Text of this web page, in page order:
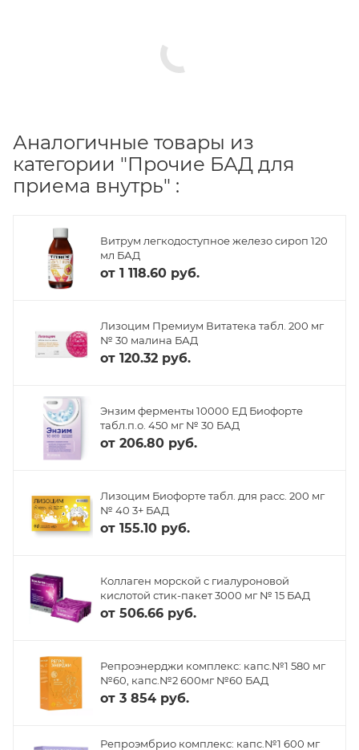
Аналогичные товары из
категории "Прочие БАД для
приема внутрь" :
Витрум легкодоступное железо сироп 120
мл БАД
от 1 118.60 руб.
Лизоцим Премиум Витатека табл. 200 мг
№ 30 малина БАД
от 120.32 руб.
Энзим ферменты 10000 ЕД Биофорте
табл.п.о. 450 мг № 30 БАД
от 206.80 руб.
Лизоцим Биофорте табл. для расс. 200 мг
№ 40 3+ БАД
от 155.10 руб.
Коллаген морской с гиалуроновой
кислотой стик-пакет 3000 мг № 15 БАД
от 506.66 руб.
Репроэнерджи комплекс: капс.№1 580 мг
№60, капс.№2 600мг №60 БАД
от 3 854 руб.
Репроэмбрио комплекс: капс.№1 600 мг